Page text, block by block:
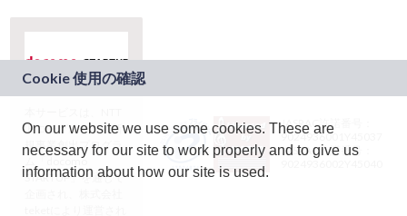
ドコモグループの新
規事業創出プログラ
ム「docomo
STARTUP」を通じて
JASRAC許諾番号：
9024936001Y45037
JASRAC許諾番号：
On our website we use some cookies. These are
necessary for our site to work properly and to give us
information about how our site is used.